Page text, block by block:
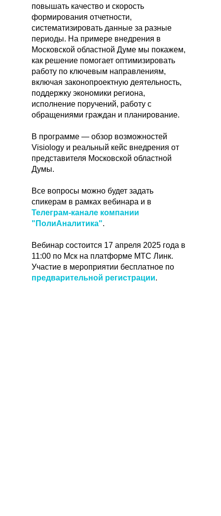
повышать качество и скорость
формирования отчетности,
систематизировать данные за разные
периоды. На примере внедрения в
Московской областной Думе мы покажем,
как решение помогает оптимизировать
работу по ключевым направлениям,
включая законопроектную деятельность,
поддержку экономики региона,
исполнение поручений, работу с
обращениями граждан и планирование.
В программе — обзор возможностей
Visiology и реальный кейс внедрения от
представителя Московской областной
Думы.
Все вопросы можно будет задать
спикерам в рамках вебинара и в
Телеграм-канале компании
"ПолиАналитика".
Вебинар состоится 17 апреля 2025 года в
11:00 по Мск на платформе МТС Линк.
Участие в мероприятии бесплатное по
предварительной регистрации.